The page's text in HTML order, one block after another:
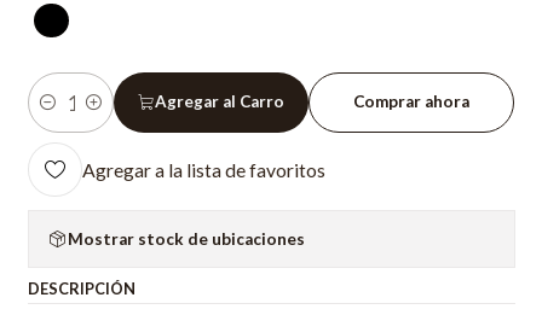
Cantidad
Agregar al Carro Comprar ahora
Agregar a la lista de favoritos
Mostrar stock de ubicaciones
DESCRIPCIÓN